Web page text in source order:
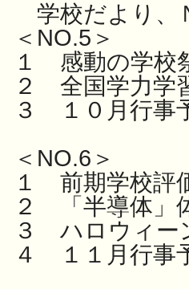
学校だより、
＜NO.5＞
１ 感動の学校
２ 全国学力学
３ １０月行事
＜NO.6＞
１ 前期学校評
２ 「半導体」
３ ハロウィー
４ １１月行事